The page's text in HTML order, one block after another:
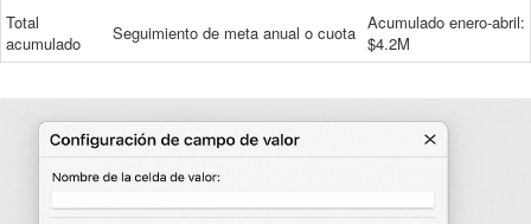
Total
acumulado
Seguimiento de meta anual o cuota Acumulado enero-abril:
$4.2M